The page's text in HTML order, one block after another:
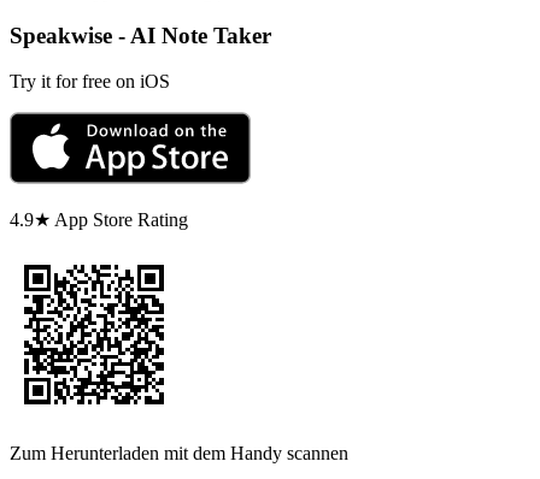
Speakwise - AI Note Taker
Try it for free on iOS
4.9★ App Store Rating
Zum Herunterladen mit dem Handy scannen